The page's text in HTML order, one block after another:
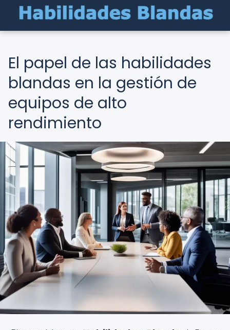
El papel de las habilidades
blandas en la gestión de
equipos de alto
rendimiento